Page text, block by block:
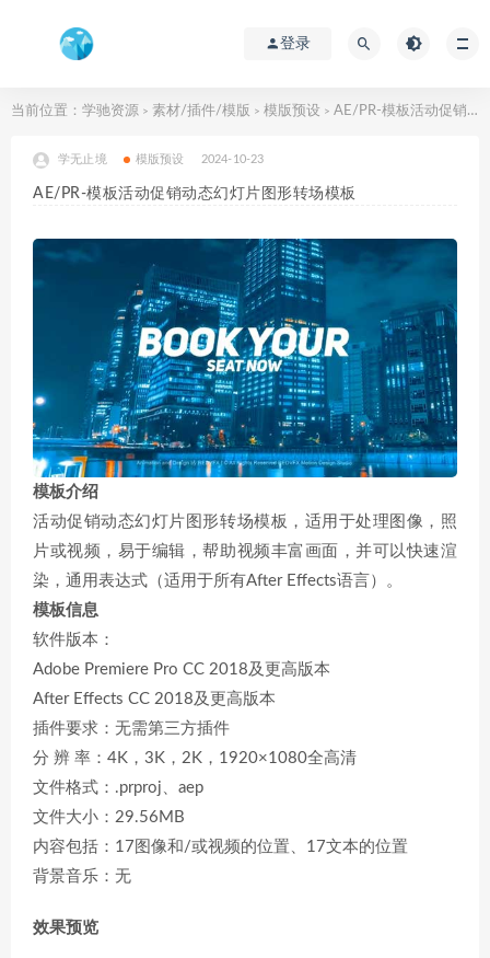
登录
当前位置： 学驰资源 > 素材/插件/模版 > 模版预设 > AE/PR-模板活动促销动态幻灯片图形转场模板
学无止境 模版预设 2024-10-23
AE/PR-模板活动促销动态幻灯片图形转场模板
模板介绍
活动促销动态幻灯片图形转场模板，适用于处理图像，照
片或视频，易于编辑，帮助视频丰富画面，并可以快速渲
染，通用表达式（适用于所有After Effects语言）。
模板信息
软件版本：
Adobe Premiere Pro CC 2018及更高版本
After Effects CC 2018及更高版本
插件要求：无需第三方插件
分 辨 率：4K，3K，2K，1920×1080全高清
文件格式：.prproj、aep
文件大小：29.56MB
内容包括：17图像和/或视频的位置、17文本的位置
背景音乐：无
效果预览